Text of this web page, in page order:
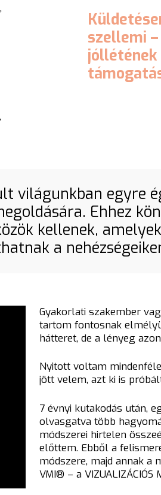
szellemi –
jóllétének
világunkban egyre
Ehhez
kellenek,
a
Gyakorlati szakember
tartom fontosnak
hátteret, de a lényeg
Nyitott voltam
jött velem, azt ki is
7 évnyi kutakodás után,
olvasgatva több
módszerei hirtelen
előttem. Ebből a
módszere, majd annak a
VMI® – aVIZUALIZÁCIÓS